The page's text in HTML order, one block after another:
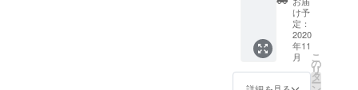
いただ
きま
す。 ※
支援
時、必
欄にご
希望の
お名前
をご記
入くだ
さい。
提供 ※
白黒1枚
づつ ■
お礼の
メッ
セージ
野菜詰
め合わ
せセッ
トを配
送しま
す。 ※
内容は
け予
定：
2020
年11
月
こ
の
リ
タ
ー